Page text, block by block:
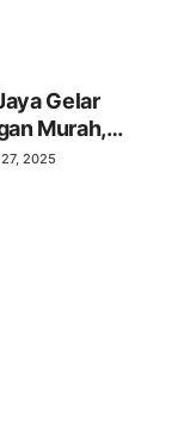
Gelar
Murah,
Per Hari
2025